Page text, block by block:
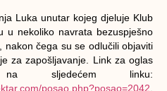
Luka unutar kojeg djeluje Klub
u nekoliko navrata bezuspješno
nakon čega su se odlučili objaviti
za zapošljavanje. Link za oglas
sljedećem linku:
posao.php?posao=2042.